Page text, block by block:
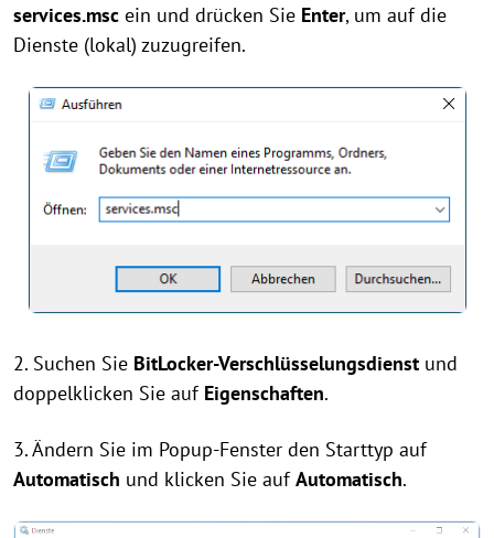
services.msc ein und drücken Sie Enter, um auf die
Dienste (lokal) zuzugreifen.
2. Suchen Sie BitLocker-Verschlüsselungsdienst und
doppelklicken Sie auf Eigenschaften.
3. Ändern Sie im Popup-Fenster den Starttyp auf
Automatisch und klicken Sie aufAutomatisch.